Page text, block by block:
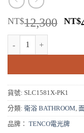
NT$12,300 原
格
NT$
電光牌(TENCO)超值面
貨號: SLC1581X-PK1
分類: 衛浴 BATHROOM,
品牌： TENCO電光牌